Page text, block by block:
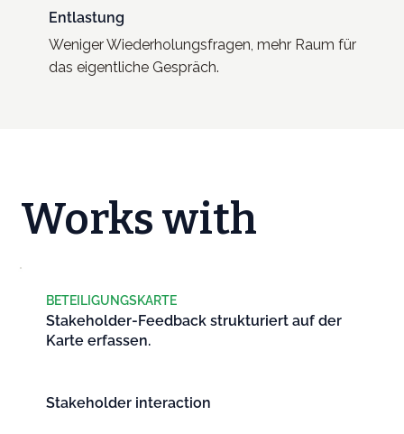
Entlastung
Weniger Wiederholungsfragen, mehr Raum für
das eigentliche Gespräch.
Works with
BETEILIGUNGSKARTE
Stakeholder-Feedback strukturiert auf der
Karte erfassen.
Stakeholder interaction